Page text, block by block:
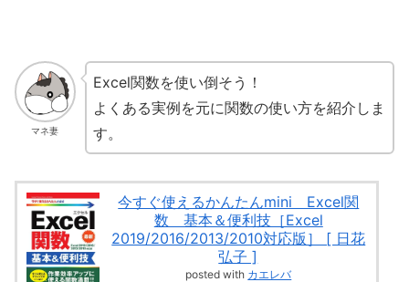
マネ妻
Excel関数を使い倒そう！
よくある実例を元に関数の使い方を紹介しま
す。
今すぐ使えるかんたんmini Excel関
数 基本＆便利技［Excel
2019/2016/2013/2010対応版］ [ 日花
弘子 ]
posted with カエレバ